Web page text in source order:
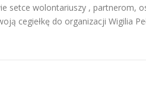
setce wolontariuszy , partnerom,
cegiełkę do organizacji Wigilia